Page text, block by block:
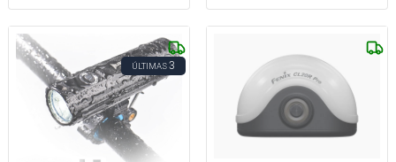
ÚLTIMAS3